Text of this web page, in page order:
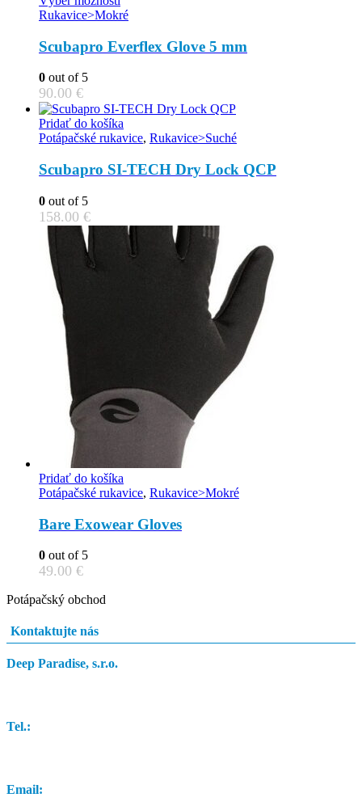
chosen
on
product
product
multiple
variants.
may
be
chosen
on
product
Rukavice>Mokré
Scubapro Everflex Glove 5 mm
0 out of 5
90.00 €
Pridať do košíka
Potápačské rukavice, Rukavice>Suché
Scubapro SI-TECH Dry Lock QCP
0 out of 5
158.00 €
Pridať do košíka
Potápačské rukavice, Rukavice>Mokré
Bare Exowear Gloves
0 out of 5
49.00 €
Potápačský obchod
Kontaktujte nás
Deep Paradise, s.r.o.
Tel.:
Email: